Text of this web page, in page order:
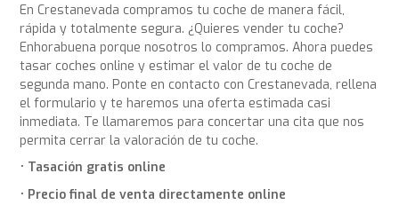
En Crestanevada compramos tu coche de manera fácil,
rápida y totalmente segura. ¿Quieres vender tu coche?
Enhorabuena porque nosotros lo compramos. Ahora puedes
tasar coches online y estimar el valor de tu coche de
segunda mano. Ponte en contacto con Crestanevada, rellena
el formulario y te haremos una oferta estimada casi
inmediata. Te llamaremos para concertar una cita que nos
permita cerrar la valoración de tu coche.
Tasación gratis online
Precio final de venta directamente online